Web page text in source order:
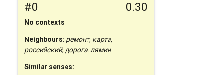
#0 0.30
No contexts
Neighbours: ремонт, карта,
российский,дорога,лямин
Similar senses: